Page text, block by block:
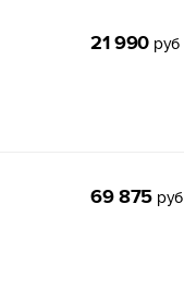
21 990 руб
69 875 руб